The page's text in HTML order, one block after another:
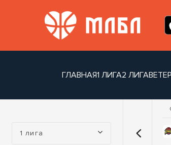
ГЛАВНАЯ1 ЛИГА2 ЛИГА
Турнир:
1 лига
74 ЛЕГИОН 70